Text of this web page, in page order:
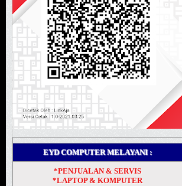
EYD COMPUTER MELAYANI :
*PENJUALAN & SERVIS
*LAPTOP & KOMPUTER